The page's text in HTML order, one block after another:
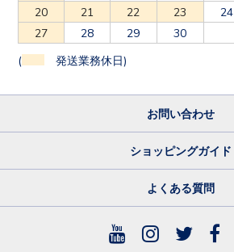
20
21 22 23 24
27
28 29 30
( 発送業務休日)
お問い合わせ
ショッピングガイド
よくある質問